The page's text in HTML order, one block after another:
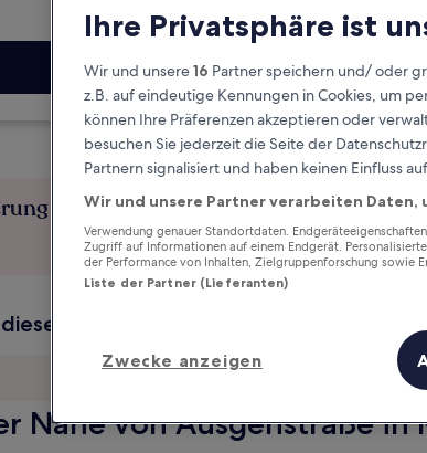
bei
Verdiene Prämien
wahrgenommene
Daten
Morgen
Nähe von Ausgehstraße in
Ihre Privatsphäre ist
Wir und unsere16 Partner speichern und/ oder
z.B. auf eindeutige Kennungen in Cookies, um
können Ihre Präferenzen akzeptieren oder
besuchen Sie jederzeit die Seite der
Partnern signalisiert und haben keinen Einfluss
Wir und unsere Partner verarbeiten Daten,
Verwendung genauer Standortdaten.
Zugriff auf Informationen auf einem Endgerät.
der Performance von Inhalten, Zielgruppenforschung sowie
Liste der Partner (Lieferanten)
Zwecke anzeigen